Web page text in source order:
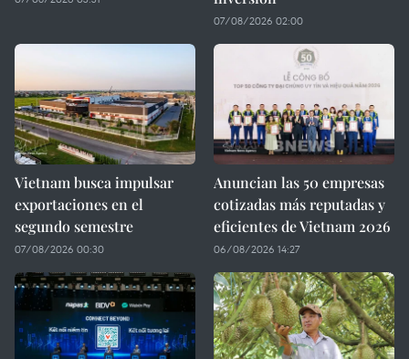
07/08/2026 02:00
Vietnam busca impulsar
exportaciones en el
segundo semestre
07/08/2026 00:30
Anuncian las 50 empresas
cotizadas más reputadas y
eficientes de Vietnam 2026
06/08/2026 14:27